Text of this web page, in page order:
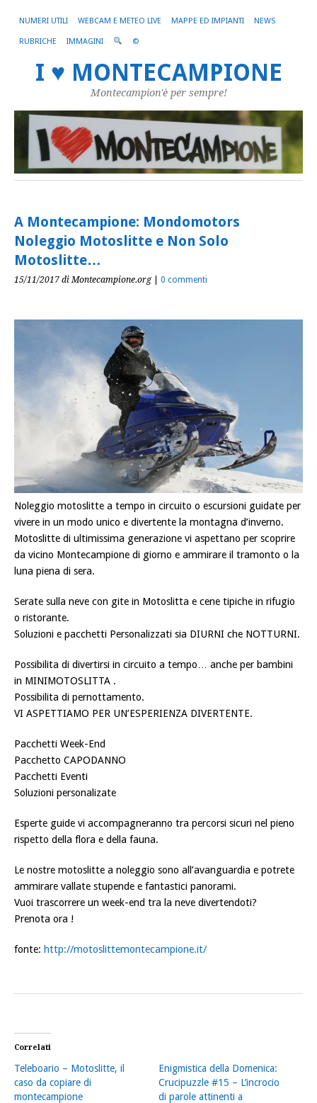
NUMERI UTILI WEBCAM E METEO LIVE MAPPE ED IMPIANTI NEWS
RUBRICHE IMMAGINI ©
I ♥ MONTECAMPIONE
Montecampion'è per sempre!
A Montecampione: Mondomotors
Noleggio Motoslitte e Non Solo
Motoslitte…
15/11/2017 di Montecampione.org| 0 commenti
Noleggio motoslitte a tempo in circuito o escursioni guidate per
vivere in un modo unico e divertente la montagna d’inverno.
Motoslitte di ultimissima generazione vi aspettano per scoprire
da vicino Montecampione di giorno e ammirare il tramonto o la
luna piena di sera.
Serate sulla neve con gite in Motoslitta e cene tipiche in rifugio
o ristorante.
Soluzioni e pacchetti Personalizzati sia DIURNI che NOTTURNI.
Possibilita di divertirsi in circuito a tempo… anche per bambini
in MINIMOTOSLITTA .
Possibilita di pernottamento.
VI ASPETTIAMO PER UN’ESPERIENZA DIVERTENTE.
Pacchetti Week-End
Pacchetto CAPODANNO
Pacchetti Eventi
Soluzioni personalizate
Esperte guide vi accompagneranno tra percorsi sicuri nel pieno
rispetto della flora e della fauna.
Le nostre motoslitte a noleggio sono all’avanguardia e potrete
ammirare vallate stupende e fantastici panorami.
Vuoi trascorrere un week-end tra la neve divertendoti?
Prenota ora !
fonte: http://motoslittemontecampione.it/
Correlati
Teleboario – Motoslitte, il
caso da copiare di
montecampione
Enigmistica della Domenica:
Crucipuzzle #15 – L’incrocio
di parole attinenti a